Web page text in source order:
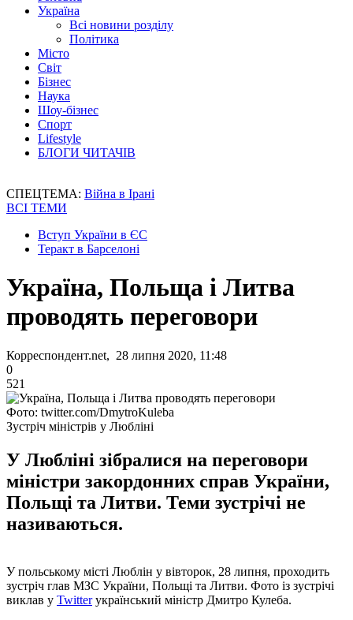
Україна
Всі новини розділу
Політика
Місто
Світ
Бізнес
Наука
Шоу-бізнес
Спорт
Lifestyle
БЛОГИ ЧИТАЧІВ
СПЕЦТЕМА: Війна в Ірані
ВСІ ТЕМИ
Вступ України в ЄС
Теракт в Барселоні
Україна, Польща і Литва
проводять переговори
Корреспондент.net, 28 липня 2020, 11:48
0
521
Фото: twitter.com/DmytroKuleba
Зустріч міністрів у Любліні
У Любліні зібралися на переговори
міністри закордонних справ України,
Польщі та Литви. Теми зустрічі не
називаються.
У польському місті Люблін у вівторок, 28 липня, проходить
зустріч глав МЗС України, Польщі та Литви. Фото із зустрічі
виклав у Twitterукраїнський міністр Дмитро Кулеба.